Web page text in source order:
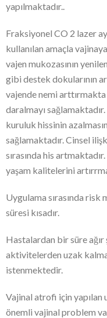
yapılmaktadır..
Fraksiyonel CO 2 lazer
kullanılan amaçla
vajen mukozasının
gibi destek dokularının
vajende nemi arttırmakta
daralmayı
kuruluk hissinin
sağlamaktadır. Cinsel
sırasında his
yaşam kalitelerini
Uygulama sırasında risk
süresi kısadır.
Hastalardan bir süre ağır
aktivitelerden uzak
istenmektedir.
Vajinal atrofi için yapılan
önemli vajinal problem